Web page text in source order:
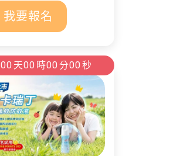
我要報名
00 天00 時00 分00 秒